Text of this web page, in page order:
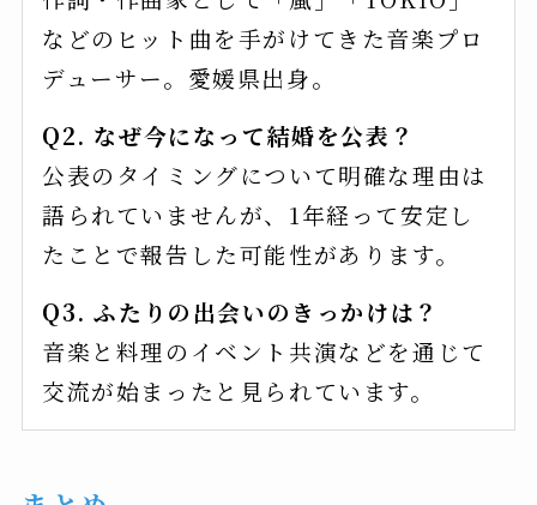
などのヒット曲を手がけてきた音楽プロ
デューサー。愛媛県出身。
Q2. なぜ今になって結婚を公表？
公表のタイミングについて明確な理由は
語られていませんが、1年経って安定し
たことで報告した可能性があります。
Q3. ふたりの出会いのきっかけは？
音楽と料理のイベント共演などを通じて
交流が始まったと見られています。